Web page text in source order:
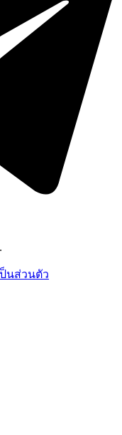
นส่วนตัว